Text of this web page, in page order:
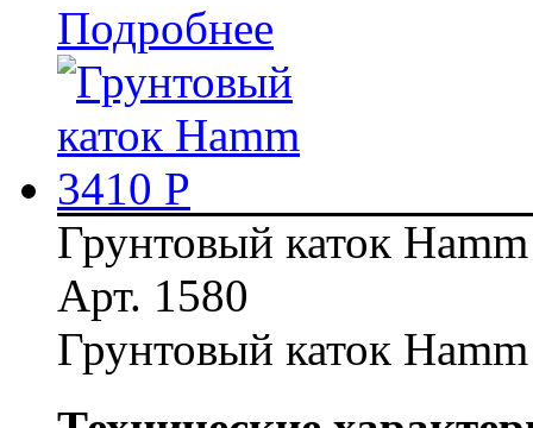
Подробнее
Грунтовый каток
Арт. 1580
Грунтовый каток